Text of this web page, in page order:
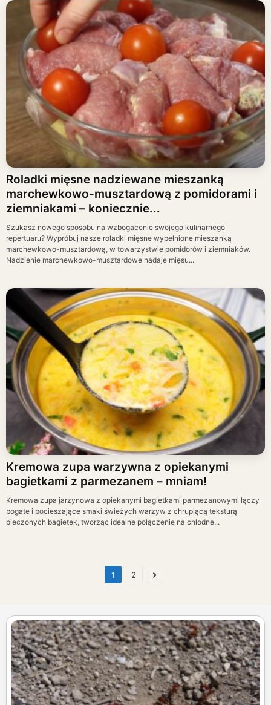
Roladki mięsne nadziewane mieszanką
marchewkowo-musztardową z pomidorami i
ziemniakami – koniecznie...
Szukasz nowego sposobu na wzbogacenie swojego kulinarnego
repertuaru? Wypróbuj nasze roladki mięsne wypełnione mieszanką
marchewkowo-musztardową, w towarzystwie pomidorów i ziemniaków.
Nadzienie marchewkowo-musztardowe nadaje mięsu...
Kremowa zupa warzywna z opiekanymi
bagietkami z parmezanem – mniam!
Kremowa zupa jarzynowa z opiekanymi bagietkami parmezanowymi łączy
bogate i pocieszające smaki świeżych warzyw z chrupiącą teksturą
pieczonych bagietek, tworząc idealne połączenie na chłodne...
1 2